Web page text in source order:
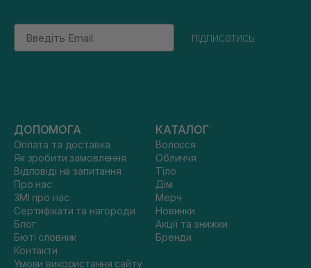
Email
підписатись
ДОПОМОГА
Оплата та доставка
Як зробити замовлення
Відповіді на запитання
Про нас
ЗМІ про нас
Сертифікати та нагороди
Блог
Бюті словник
Контакти
Умови використання сайту
КАТАЛОГ
Волосся
Обличчя
Тіло
Дім
Мерч
Новинки
Акції та знижки
Бренди